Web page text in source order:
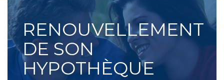
RENOUVELLEMENT
DE SON
HYPOTHÈQUE